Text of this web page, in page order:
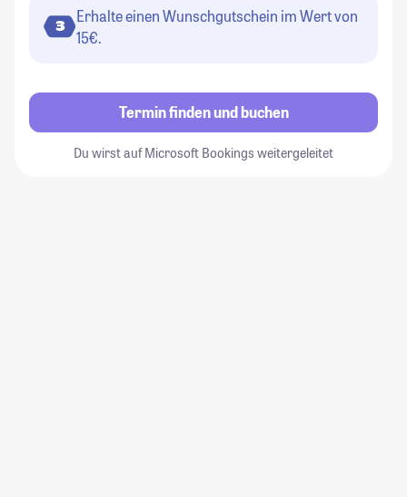
3
Erhalte einen Wunschgutschein im Wert von
15€.
Termin finden und buchen
Du wirst auf Microsoft Bookings weitergeleitet